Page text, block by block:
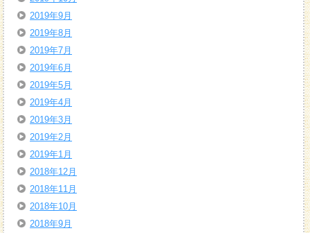
2019年9月
2019年8月
2019年7月
2019年6月
2019年5月
2019年4月
2019年3月
2019年2月
2019年1月
2018年12月
2018年11月
2018年10月
2018年9月